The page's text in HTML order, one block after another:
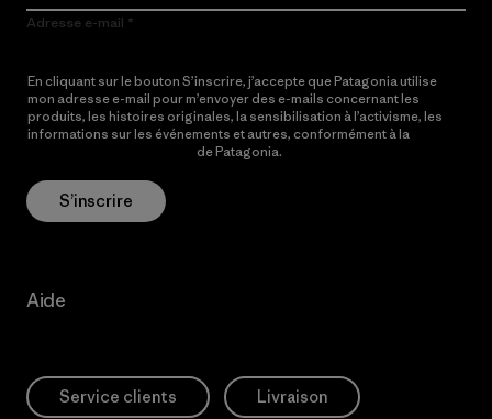
Adresse e-mail
En cliquant sur le bouton S’inscrire, j’accepte que Patagonia utilise
mon adresse e-mail pour m’envoyer des e-mails concernant les
produits, les histoires originales, la sensibilisation à l’activisme, les
informations sur les événements et autres, conformément à la
de Patagonia.
S’inscrire
Aide
Service clients Livraison